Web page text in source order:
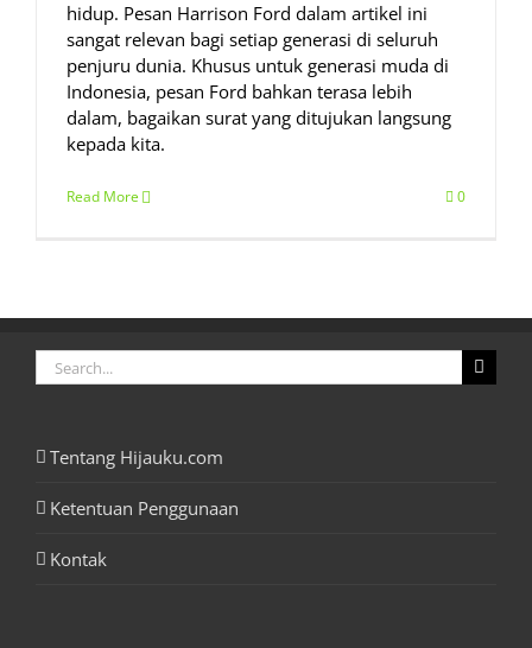
hidup. Pesan Harrison Ford dalam artikel ini
sangat relevan bagi setiap generasi di seluruh
penjuru dunia. Khusus untuk generasi muda di
Indonesia, pesan Ford bahkan terasa lebih
dalam, bagaikan surat yang ditujukan langsung
kepada kita.
Read More 0
Search
for:
Tentang Hijauku.com
Ketentuan Penggunaan
Kontak